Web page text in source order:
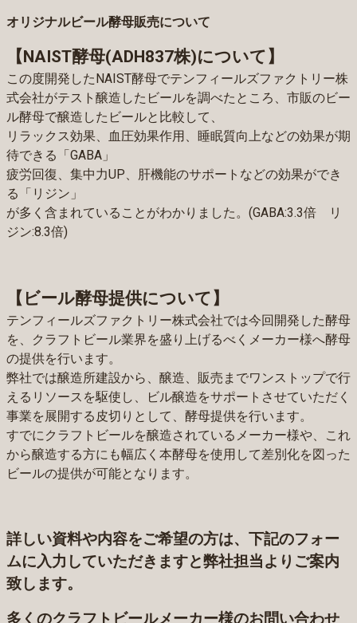
オリジナルビール酵母販売について
【NAIST酵母(ADH837株)について】
この度開発したNAIST酵母でテンフィールズファクトリー株
式会社がテスト醸造したビールを調べたところ、市販のビー
ル酵母で醸造したビールと比較して、
リラックス効果、血圧効果作用、睡眠質向上などの効果が期
待できる「GABA」
疲労回復、集中力UP、肝機能のサポートなどの効果ができ
る「リジン」
が多く含まれていることがわかりました。(GABA:3.3倍 リ
ジン:8.3倍)
【ビール酵母提供について】
テンフィールズファクトリー株式会社では今回開発した酵母
を、クラフトビール業界を盛り上げるべくメーカー様へ酵母
の提供を行います。
弊社では醸造所建設から、醸造、販売までワンストップで行
えるリソースを駆使し、ビル醸造をサポートさせていただく
事業を展開する皮切りとして、酵母提供を行います。
すでにクラフトビールを醸造されているメーカー様や、これ
から醸造する方にも幅広く本酵母を使用して差別化を図った
ビールの提供が可能となります。
詳しい資料や内容をご希望の方は、下記のフォー
ムに入力していただきますと弊社担当よりご案内
致します。
多くのクラフトビールメーカー様のお問い合わせ